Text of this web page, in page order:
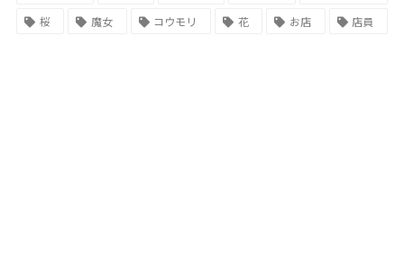
桜
魔女 コウモリ 花 お店 店員